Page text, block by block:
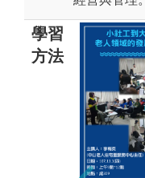
學習
方法